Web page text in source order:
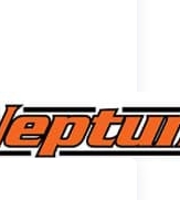
Neptun